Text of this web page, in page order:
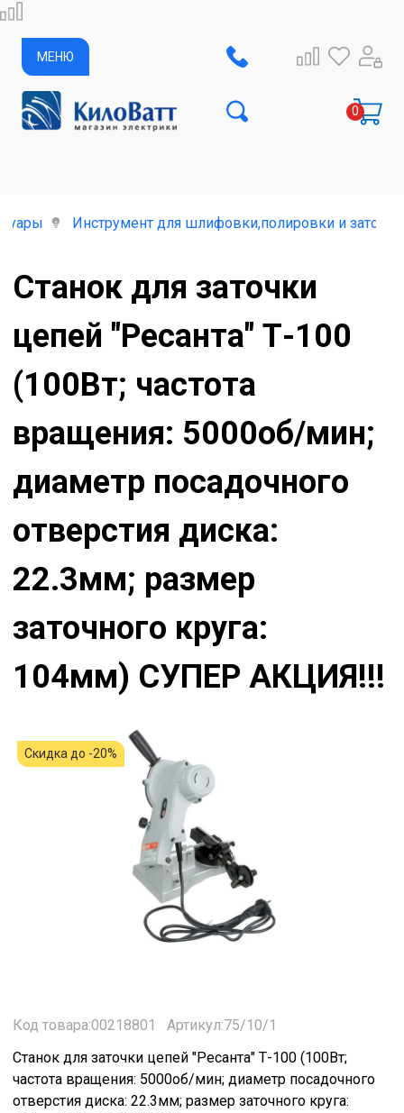
МЕНЮ
Инструмент для шлифовки,полировки и заточки
Станок для заточки
цепей "Ресанта" Т-100
(100Вт; частота
вращения: 5000об/мин;
диаметр посадочного
отверстия диска:
22.3мм; размер
заточного круга:
104мм) СУПЕР АКЦИЯ!!!
Скидка до -20%
Код товара:00218801
Артикул:75/10/1
Станок для заточки цепей "Ресанта" Т-100 (100Вт;
частота вращения: 5000об/мин; диаметр посадочного
отверстия диска: 22.3мм; размер заточного круга: